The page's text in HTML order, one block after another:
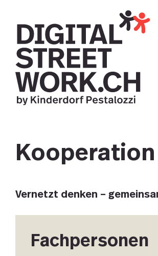
Inhalt
Kooperation
Vernetzt denken –
Fachpersonen